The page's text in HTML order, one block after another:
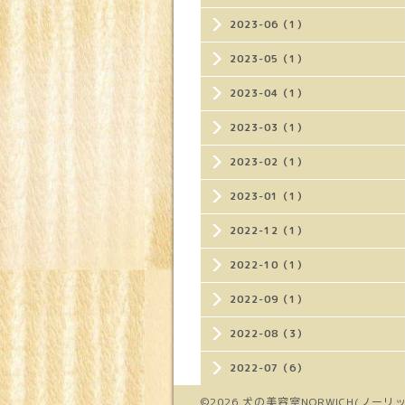
2023-06（1）
2023-05（1）
2023-04（1）
2023-03（1）
2023-02（1）
2023-01（1）
2022-12（1）
2022-10（1）
2022-09（1）
2022-08（3）
2022-07（6）
©2026 犬の美容室NORWICH(ノーリ